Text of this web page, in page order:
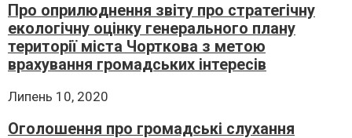
Про оприлюднення звіту про стратегічну
екологічну оцінку генерального плану
території міста Чорткова з метою
врахування громадських інтересів
Липень 10, 2020
Оголошення про громадські слухання